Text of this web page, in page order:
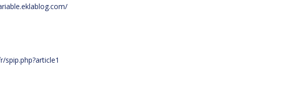
spip.php?article1